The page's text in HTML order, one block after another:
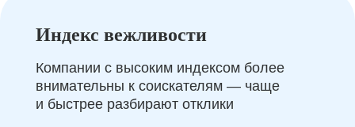
Индекс вежливости
Компании с высоким индексом более
внимательны к соискателям — чаще
и быстрее разбирают отклики